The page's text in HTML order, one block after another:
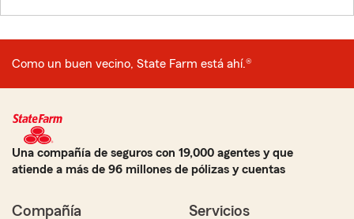
Como un buen vecino, State Farm está ahí.®
Una compañía de seguros con 19,000 agentes y que
atiende a más de 96 millones de pólizas y cuentas
Compañía Servicios